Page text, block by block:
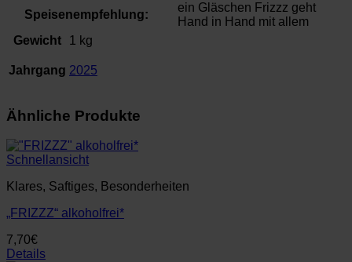
Speisenempfehlung:
ein Gläschen Frizzz geht
Hand in Hand mit allem
Gewicht
1 kg
Jahrgang 2025
Ähnliche Produkte
Schnellansicht
Klares, Saftiges, Besonderheiten
„FRIZZZ“ alkoholfrei*
7,70€
Details